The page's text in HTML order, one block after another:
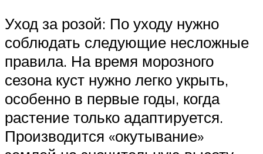
Уход за розой: По уходу нужно
соблюдать следующие несложные
правила. На время морозного
сезона куст нужно легко укрыть,
особенно в первые годы, когда
растение только адаптируется.
Производится «окутывание»